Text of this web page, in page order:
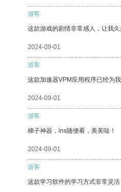
游客
这款游戏的剧情非常感人，让我久
2024-09-01
游客
这款加速器VPM应用程序已经为
2024-09-01
游客
梯子神器，ins随便看，美美哒！
2024-09-01
游客
这款学习软件的学习方式非常灵